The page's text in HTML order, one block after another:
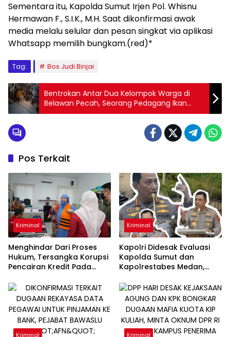
Sementara itu, Kapolda Sumut Irjen Pol. Whisnu
Hermawan F., S.I.K., M.H. Saat dikonfirmasi awak
media melalu selular dan pesan singkat via aplikasi
Whatsapp memilih bungkam.(red)*
Tag: Bos Judi Binjai
Bentrokan Antar Dua Kelompok Warga di
Belawan Pecah, Seorang Pedagang Ikan
Tewas
Pos Terkait
Kriminal
Menghindar Dari Proses
Hukum, Tersangka Korupsi
Pencairan Kredit Pada
Hasmina Ditangkap Oleh
Tim Intelijen Kejati Sumut Di
Jakarta
Kriminal
Kapolri Didesak Evaluasi
Kapolda Sumut dan
Kapolrestabes Medan,
Menindak Tegas Gudang
Solar Subsidi Napit dan
Dugong
Kriminal Kriminal